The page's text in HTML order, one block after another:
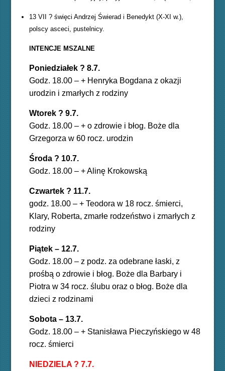
13 VII ? święci Andrzej Świerad i Benedykt (X-XI w.),
polscy asceci, pustelnicy.
INTENCJE MSZALNE
Poniedziałek ? 8.7.
Godz. 18.00 – + Henryka Bogdana z okazji
urodzin i zmarłych z rodziny
Wtorek ? 9.7.
Godz. 18.00 – + o zdrowie i błog. Boże dla
Grzegorza w 60 rocz. urodzin
Środa ? 10.7.
Godz. 18.00 – + Alinę Krokowską
Czwartek ? 11.7.
godz. 18.00 – + Teodora w 18 rocz. śmierci,
Klary, Roberta, zmarłe rodzeństwo i zmarłych z
rodziny
Piątek – 12.7.
Godz. 18.00 – z podz. za odebrane łaski, z
prośbą o zdrowie i błog. Boże dla Barbary i
Piotra w 34 rocz. ślubu oraz o błog. Boże dla
dzieci z rodzinami
Sobota – 13.7.
Godz. 18.00 – + Stanisława Pieczyńskiego w 48
rocz. śmierci
NIEDZIELA ? 7.7.